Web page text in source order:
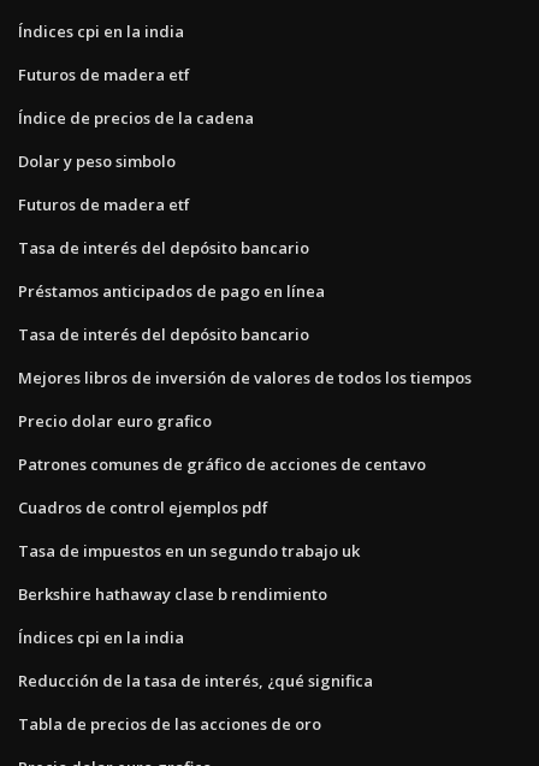
Índices cpi en la india
Futuros de madera etf
Índice de precios de la cadena
Dolar y peso simbolo
Futuros de madera etf
Tasa de interés del depósito bancario
Préstamos anticipados de pago en línea
Tasa de interés del depósito bancario
Mejores libros de inversión de valores de todos los tiempos
Precio dolar euro grafico
Patrones comunes de gráfico de acciones de centavo
Cuadros de control ejemplos pdf
Tasa de impuestos en un segundo trabajo uk
Berkshire hathaway clase b rendimiento
Índices cpi en la india
Reducción de la tasa de interés, ¿qué significa
Tabla de precios de las acciones de oro